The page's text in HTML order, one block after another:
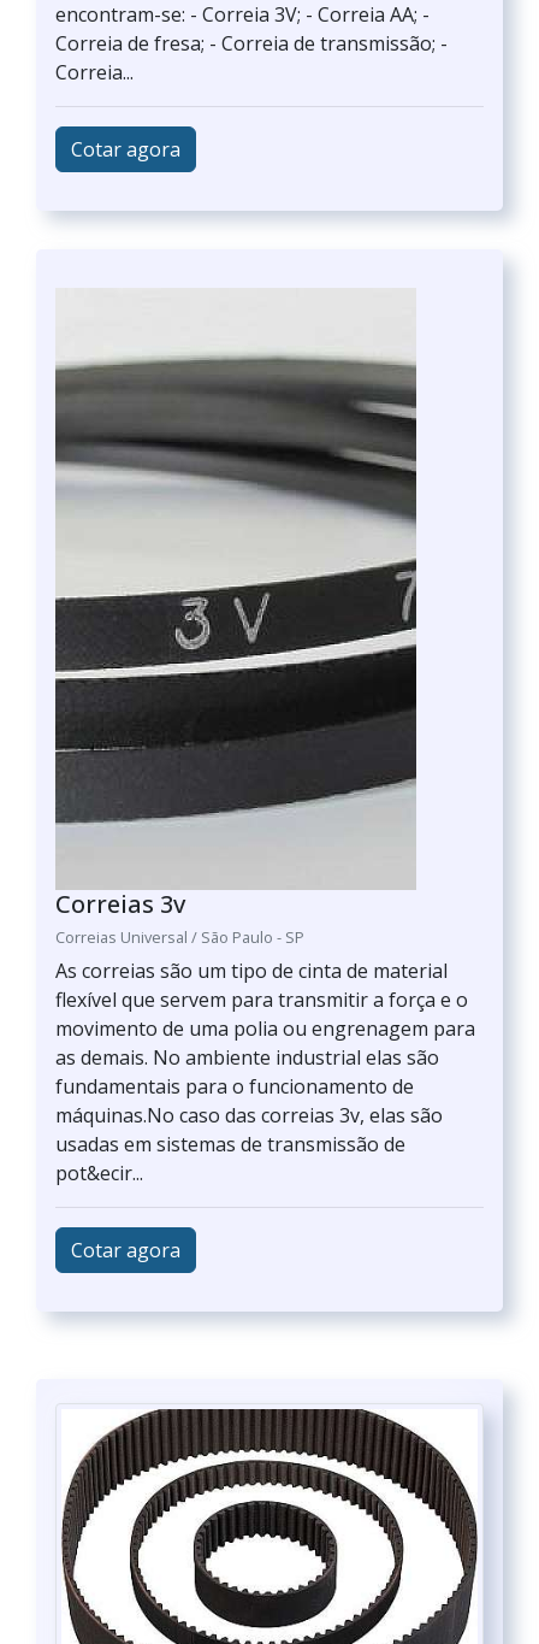
encontram-se: - Correia 3V; - Correia AA; -
Correia de fresa; - Correia de transmissão; -
Correia...
Cotar agora
Correias 3v
Correias Universal / São Paulo - SP
As correias são um tipo de cinta de material
flexível que servem para transmitir a força e o
movimento de uma polia ou engrenagem para
as demais. No ambiente industrial elas são
fundamentais para o funcionamento de
máquinas.No caso das correias 3v, elas são
usadas em sistemas de transmissão de
pot&ecir...
Cotar agora